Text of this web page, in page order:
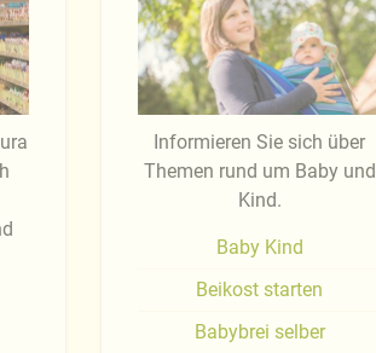
Informieren Sie sich über
Themen rund um Baby und
Kind.
Baby Kind
Beikost starten
Babybrei selber